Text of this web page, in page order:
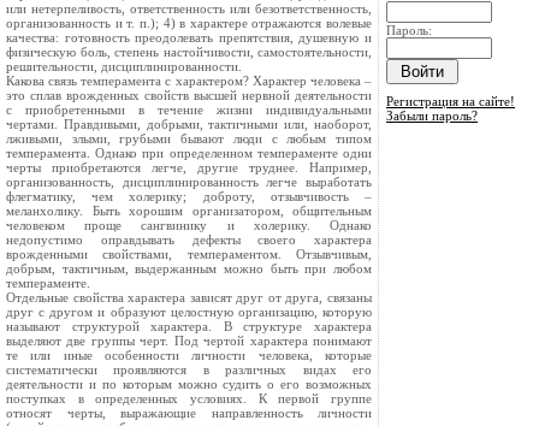
или нетерпеливость, ответственность или безответственность,
организованность и т. п.); 4) в характере отражаются волевые
качества: готовность преодолевать препятствия, душевную и
физическую боль, степень настойчивости, самостоятельности,
решительности, дисциплинированности.
Какова связь темперамента с характером? Характер человека –
это сплав врожденных свойств высшей нервной деятельности
с приобретенными в течение жизни индивидуальными
чертами. Правдивыми, добрыми, тактичными или, наоборот,
лживыми, злыми, грубыми бывают люди с любым типом
темперамента. Однако при определенном темпераменте одни
черты приобретаются легче, другие труднее. Например,
организованность, дисциплинированность легче выработать
флегматику, чем холерику; доброту, отзывчивость –
меланхолику. Быть хорошим организатором, общительным
человеком проще сангвинику и холерику. Однако
недопустимо оправдывать дефекты своего характера
врожденными свойствами, темпераментом. Отзывчивым,
добрым, тактичным, выдержанным можно быть при любом
темпераменте.
Отдельные свойства характера зависят друг от друга, связаны
друг с другом и образуют целостную организацию, которую
называют структурой характера. В структуре характера
выделяют две группы черт. Под чертой характера понимают
те или иные особенности личности человека, которые
систематически проявляются в различных видах его
деятельности и по которым можно судить о его возможных
поступках в определенных условиях. К первой группе
относят черты, выражающие направленность личности
Пароль:
Регистрация на сайте!
Забыли пароль?